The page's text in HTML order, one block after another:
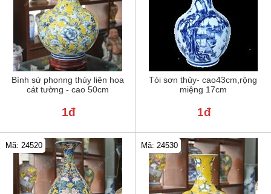
Bình sứ phonng thủy liên hoa
cát tường - cao 50cm
1đ
Tỏi sơn thủy- cao43cm,rộng
miệng 17cm
1đ
Mã: 24520 Mã: 24530